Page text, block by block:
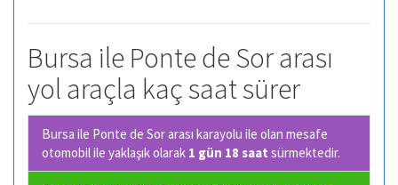
Bursa ile Ponte de Sor arası
yol araçla kaç saat sürer
Bursa ile Ponte de Sor arası karayolu ile olan mesafe
otomobil ile yaklaşık olarak 1 gün 18 saat sürmektedir.